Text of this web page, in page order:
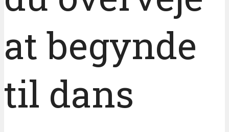
at begynde
til dans